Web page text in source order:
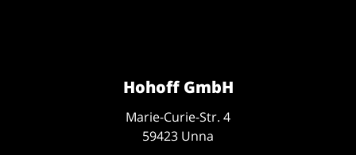
Hohoff GmbH
Marie-Curie-Str. 4
59423 Unna